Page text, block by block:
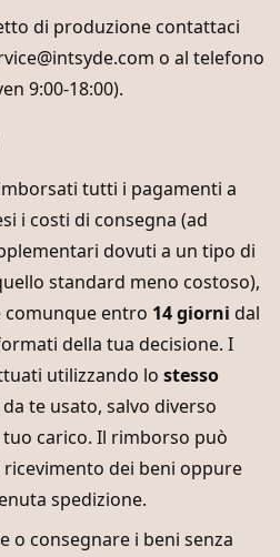
di produzione contattaci
o al telefono
9:00-18:00).
tutti i pagamenti a
i costi di consegna (ad
dovuti a un tipo di
standard meno costoso),
entro 14 giorni dal
della tua decisione. I
utilizzando lo stesso
da te usato, salvo diverso
carico. Il rimborso può
ricevimento dei beni oppure
spedizione.
o consegnare i beni senza